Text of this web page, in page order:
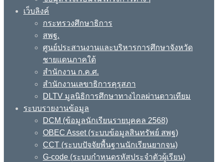
เว็บลิงค์
กระทรวงศึกษาธิการ
สพฐ.
ศูนย์ประสานงานและบริหารการศึกษาจังหวัด
ชายแดนภาคใต้
สำนักงาน ก.ค.ศ.
สำนักงานเลขาธิการคุรุสภา
DLTV มูลนิธิการศึกษาทางไกลผ่านดาวเทียม
ระบบรายงานข้อมูล
DCM (ข้อมูลนักเรียนรายบุคคล 2568)
OBEC Asset (ระบบข้อมูลสินทรัพย์ สพฐ)
CCT (ระบบปัจจัยพื้นฐานนักเรียนยากจน)
G-code (ระบบกำหนดรหัสประจำตัวผู้เรียน)